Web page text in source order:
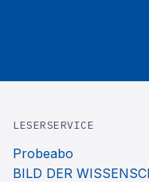
LESERSERVICE
Probeabo
BILD DER